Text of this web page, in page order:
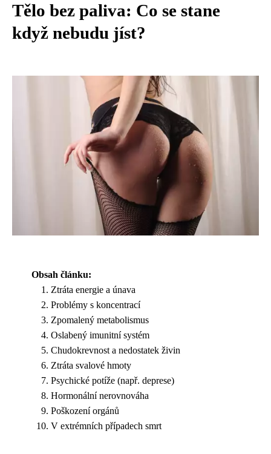
Tělo bez paliva: Co se stane
když nebudu jíst?
Obsah článku:
Ztráta energie a únava
Problémy s koncentrací
Zpomalený metabolismus
Oslabený imunitní systém
Chudokrevnost a nedostatek živin
Ztráta svalové hmoty
Psychické potíže (např. deprese)
Hormonální nerovnováha
Poškození orgánů
V extrémních případech smrt